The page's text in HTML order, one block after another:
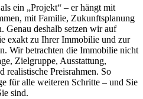
ein „Projekt“ – er hängt mit
mit Familie, Zukunftsplanung
Genau deshalb setzen wir auf
exakt zu Ihrer Immobilie und zur
Wir betrachten die Immobilie nicht
Zielgruppe, Ausstattung,
realistische Preisrahmen. So
für alle weiteren Schritte – und Sie
sind.